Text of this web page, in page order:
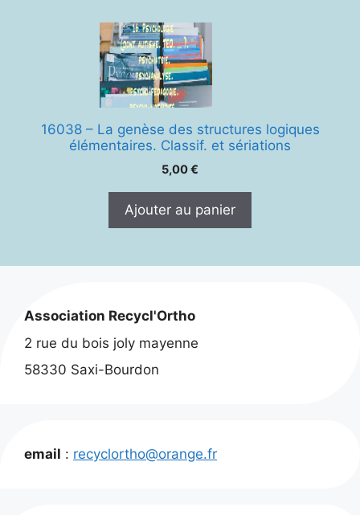
16038 – La genèse des structures logiques
élémentaires. Classif. et sériations
5,00€
Ajouter au panier
Association Recycl'Ortho
2 rue du bois joly mayenne
58330 Saxi-Bourdon
email : recyclortho@orange.fr